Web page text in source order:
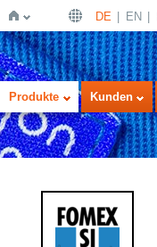
Startseite
DE EN
Produkte Kunden